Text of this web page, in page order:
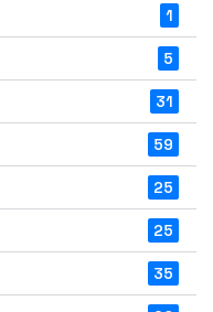
1
5
31
59
25
25
35